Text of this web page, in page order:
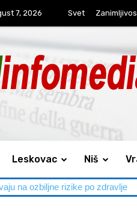
7, 2026 Svet
Leskovac Niš
rizike po zdravlje Bez udesa